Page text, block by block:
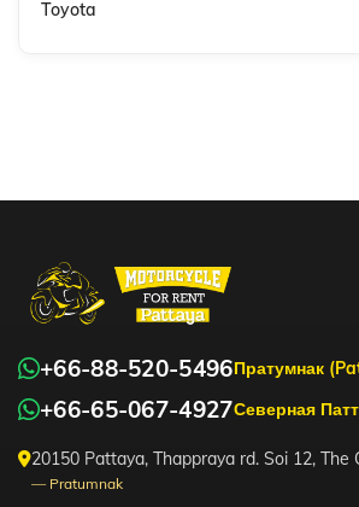
Toyota
+66-88-520-5496Пратумнак
+66-65-067-4927Северная
20150 Pattaya, Thappraya rd. Soi 12, The
— Pratumnak